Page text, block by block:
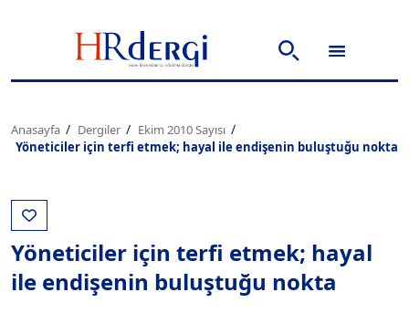
Anasayfa Dergiler
Ekim 2010 Sayısı
Yöneticiler için terfi etmek; hayal ile endişenin buluştuğu nokta
Yöneticiler için terfi etmek; hayal
ile endişenin buluştuğu nokta